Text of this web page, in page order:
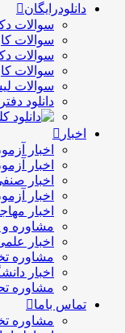
دانلودرایگان
سوالات
سوالات
سوالات
سوالات
سوالات
دانلود
اخبار
اخبار
اخبار
اخبار
اخبار
اخبار
مشاوره و
اخبار
مشاوره
اخبار
مشاوره
تماس باما
مشاوره